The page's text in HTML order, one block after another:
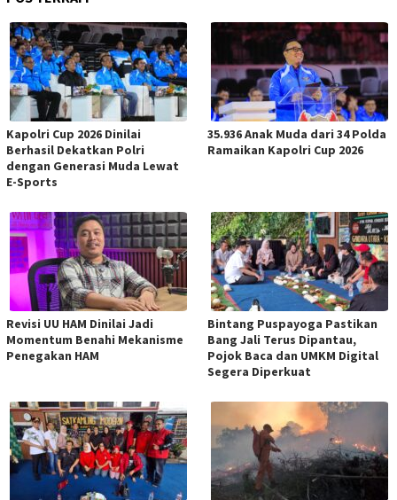
Kapolri Cup 2026 Dinilai
Berhasil Dekatkan Polri
dengan Generasi Muda Lewat
E-Sports
35.936 Anak Muda dari 34 Polda
Ramaikan Kapolri Cup 2026
Revisi UU HAM Dinilai Jadi
Momentum Benahi Mekanisme
Penegakan HAM
Bintang Puspayoga Pastikan
Bang Jali Terus Dipantau,
Pojok Baca dan UMKM Digital
Segera Diperkuat